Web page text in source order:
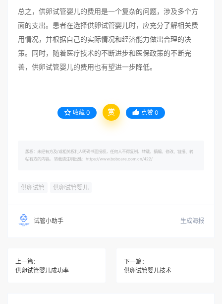
总之，供卵试管婴儿的费用是一个复杂的问题，涉及多个方
面的支出。患者在选择供卵试管婴儿时，应充分了解相关费
用情况，并根据自己的实际情况和经济能力做出合理的决
策。同时，随着医疗技术的不断进步和医保政策的不断完
善，供卵试管婴儿的费用也有望进一步降低。
收藏 0 赏 点赞 0
版权：未经有方及/或相关权利人明确书面授权，任何人不得复制、转载、摘编、修改、链接、转
帖有方的内容。 转载请注明出处：https://www.bobcare.com.cn/422/
供卵试管 供卵试管婴儿
试管小助手 生成海报
上一篇：
供卵试管婴儿成功率
下一篇：
供卵试管婴儿技术